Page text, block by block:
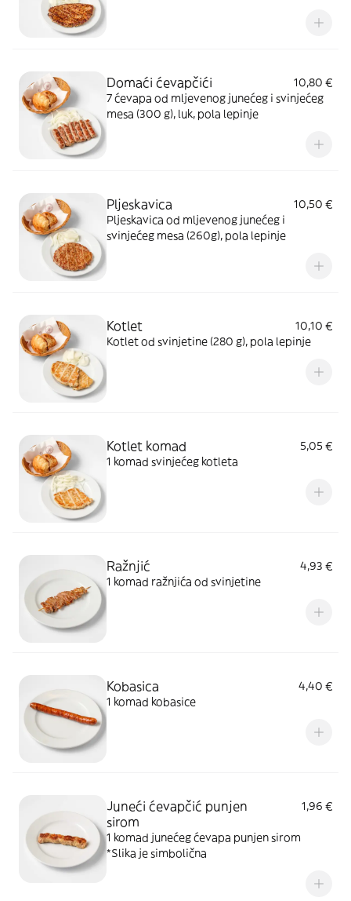
Domaći ćevapčići
10,80 €
7 ćevapa od mljevenog junećeg i svinjećeg
mesa (300 g), luk, pola lepinje
Pljeskavica
10,50 €
Pljeskavica od mljevenog junećeg i
svinjećeg mesa (260g), pola lepinje
Kotlet
10,10 €
Kotlet od svinjetine (280 g), pola lepinje
Kotlet komad
5,05 €
1 komad svinjećeg kotleta
Ražnjić
4,93 €
1 komad ražnjića od svinjetine
Kobasica
4,40 €
1 komad kobasice
Juneći ćevapčić punjen
sirom
1,96 €
1 komad junećeg ćevapa punjen sirom
*Slika je simbolična